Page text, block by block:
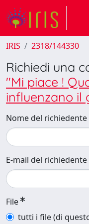
IRIS 2318/144330
Richiedi una
"Mi piace !
influenzano il
Nome del richiedente
E-mail del richiedente
File
tutti i file (di